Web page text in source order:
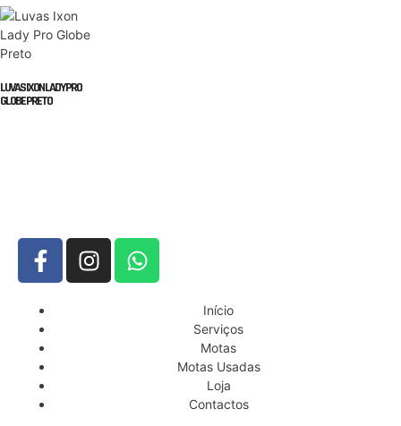
LUVAS IXON LADY PRO
GLOBE PRETO
Início
Serviços
Motas
Motas Usadas
Loja
Contactos